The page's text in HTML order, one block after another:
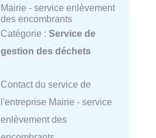
Mairie - service enlèvement
des encombrants
Catégorie : Service de
gestion des déchets
Contact du service de
l'entreprise Mairie - service
enlèvement des